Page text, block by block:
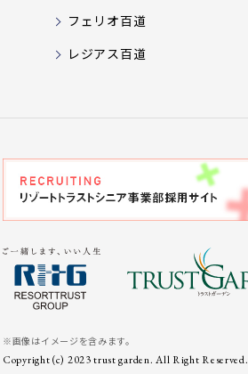
フェリオ百道
レジアス百道
※画像はイメージを含みます。
Copyright (c) 2023 trust garden.All Right Reserved.